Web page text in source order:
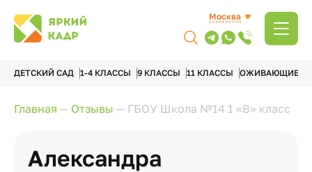
Москва
ДЕТСКИЙ САД 1-4 КЛАССЫ 9 КЛАССЫ 11 КЛАССЫ ОЖИВАЮЩИЕ
Главная — Отзывы — ГБОУ Школа №14 1 «В» класс
Александра